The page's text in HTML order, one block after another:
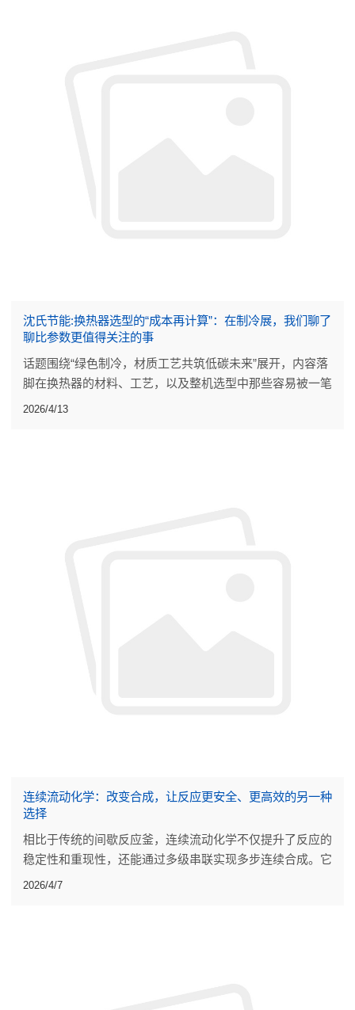
沈氏节能:换热器选型的“成本再计算”：在制冷展，我们聊了
聊比参数更值得关注的事
话题围绕“绿色制冷，材质工艺共筑低碳未来”展开，内容落
脚在换热器的材料、工艺，以及整机选型中那些容易被一笔
带过的细节。
2026/4/13
连续流动化学：改变合成，让反应更安全、更高效的另一种
选择
相比于传统的间歇反应釜，连续流动化学不仅提升了反应的
稳定性和重现性，还能通过多级串联实现多步连续合成。它
减少了人工干预，也让一些传统工艺难以实现的化学路径成
2026/4/7